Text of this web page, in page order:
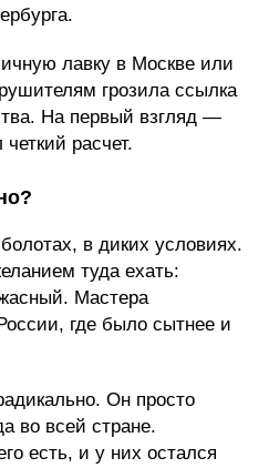
лавку в Москве или
грозила ссылка
На первый взгляд —
расчет.
в диких условиях.
туда ехать:
Мастера
где было сытнее и
Он просто
во всей стране.
есть, и у них остался